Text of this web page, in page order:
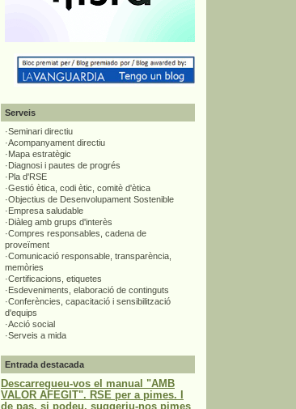
Serveis
·Seminari directiu
·Acompanyament directiu
·Mapa estratègic
·Diagnosi i pautes de progrés
·Pla d'RSE
·Gestió ètica, codi ètic, comitè d'ètica
·Objectius de Desenvolupament Sostenible
·Empresa saludable
·Diàleg amb grups d'interès
·Compres responsables, cadena de
proveïment
·Comunicació responsable, transparència,
memòries
·Certificacions, etiquetes
·Esdeveniments, elaboració de continguts
·Conferències, capacitació i sensibilització
d'equips
·Acció social
·Serveis a mida
Entrada destacada
Descarregueu-vos el manual "AMB
VALOR AFEGIT". RSE per a pimes. I
de pas, si podeu, suggeriu-nos pimes